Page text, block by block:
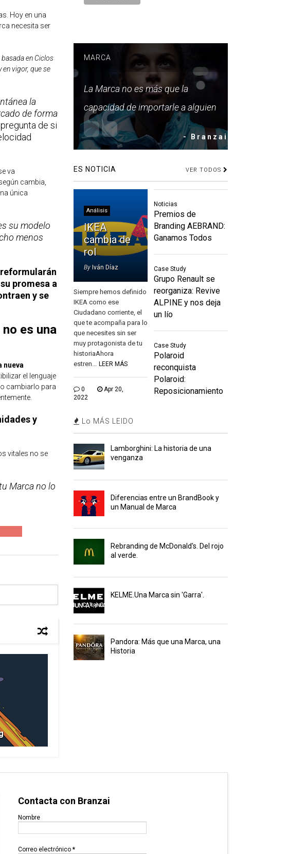
Hoy en una
necesita ser
en Ciclos
en vigor, que se
la
de forma
de si
va
cambia,
única
su modelo
menos
promesa a
y se
es una
nueva
el lenguaje
cambiarlo para
y
vitales no se
Marca no lo
MARCA
La Marca no es más que la
capacidad de importarle a alguien
- Branzai
ES NOTICIA VER TODOS
Análisis
IKEA
cambia de
rol
By Iván Díaz
Siempre hemos definido
IKEA como ese
Ciudadano corriente, el
que te acompaña para lo
que necesites sin ser
muy protagonista de tu
historiaAhora
estren...
LEER MÁS
0
Apr 20,
2022
Noticias
Premios de
Branding AEBRAND:
Ganamos Todos
Case Study
Grupo Renault se
reorganiza: Revive
ALPINE y nos deja
un lío
Case Study
Polaroid
reconquista
Polaroid:
Reposicionamiento
Lo MÁS LEIDO
Lamborghini: La historia de una
venganza
Diferencias entre un BrandBook y
un Manual de Marca
Rebranding de McDonald's. Del rojo
al verde.
KELME.Una Marca sin 'Garra'.
Pandora: Más que una Marca, una
Historia
Contacta con Branzai
Nombre
Correo electrónico *